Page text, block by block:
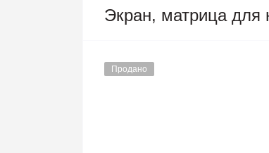
Экран, матрица для
Продано